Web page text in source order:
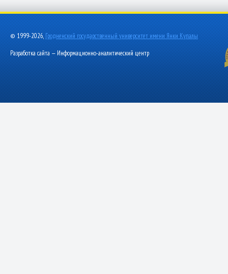
© 1999-2026, Гродненский государственный университет имени Янки Купалы
Разработка сайта — Информационно-аналитический центр